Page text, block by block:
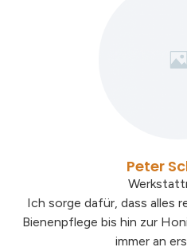
Peter
Ich sorge dafür, dass alles
Bienenpflege bis hin zur
immer an